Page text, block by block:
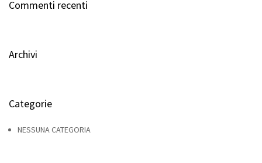
Commenti recenti
Archivi
Categorie
NESSUNA CATEGORIA